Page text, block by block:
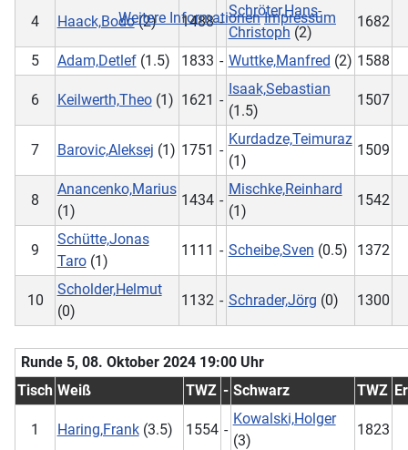
4 Haack,Bodo(2) 1488 -
Schröter,Hans-
Christoph (2)
1682
5 Adam,Detlef(1.5) 1833 - Wuttke,Manfred (2) 1588
6 Keilwerth,Theo(1) 1621 -
Isaak,Sebastian
(1.5)
1507
7 Barovic,Aleksej (1) 1751 -
Kurdadze,Teimuraz
(1)
1509
8
Anancenko,Marius
(1)
1434 -
Mischke,Reinhard
(1)
1542
9
Schütte,Jonas
Taro(1)
1111 - Scheibe,Sven (0.5) 1372
10
Scholder,Helmut
(0)
1132 - Schrader,Jörg (0) 1300
Runde 5, 08. Oktober 2024 19:00 Uhr
Tisch Weiß TWZ - Schwarz TWZ
1 Haring,Frank(3.5) 1554 -
Kowalski,Holger
(3)
1823
Weitere Informationen Impressum